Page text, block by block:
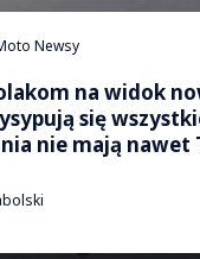
Newsy
na widok
się
nie mają nawet